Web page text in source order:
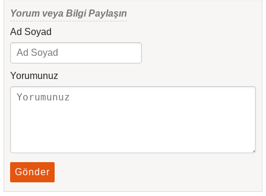
Yorum veya Bilgi Paylaşın
Ad Soyad
Yorumunuz
Gönder